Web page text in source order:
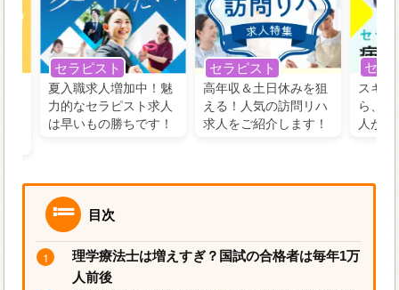
セラピスト
夏入職求人増加中！魅
力的なセラピスト求人
は早いもの勝ちです！
セラピスト
高年収＆土日休みを狙
える！人気の訪問リハ
求人をご紹介します！
セラ
スキル
ら、
人が
目次
理学療法士は増えすぎ？国試の合格者は毎年1万
人前後